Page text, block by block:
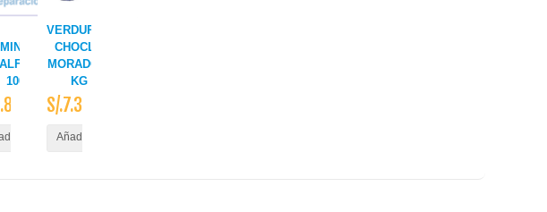
AYLLU
BROTES
TRIGO X
100G TAPER
al Carrito
VERDURAS
CHOCLO
MORADO X
KG
S/.7.30
Añadir al Carrito